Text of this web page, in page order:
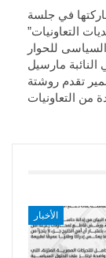
في جلسة
التعاونيات”
للحوار
النائبة مارسيل
تقدم روشتة
من التعاونيات
الأخبار